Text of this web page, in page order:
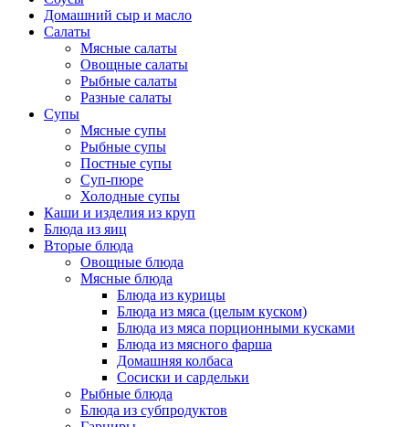
Домашний сыр и масло
Салаты
Мясные салаты
Овощные салаты
Рыбные салаты
Разные салаты
Супы
Мясные супы
Рыбные супы
Постные супы
Суп-пюре
Холодные супы
Каши и изделия из круп
Блюда из яиц
Вторые блюда
Овощные блюда
Мясные блюда
Блюда из курицы
Блюда из мяса (целым куском)
Блюда из мяса порционными кусками
Блюда из мясного фарша
Домашняя колбаса
Сосиски и сардельки
Рыбные блюда
Блюда из субпродуктов